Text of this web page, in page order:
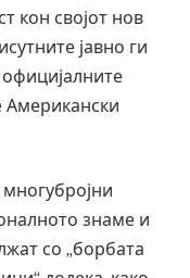
кон својот нов
јавно ги
Американски
знаме и
со „борбата